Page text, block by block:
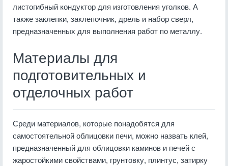
листогибный кондуктор для изготовления уголков. А
также заклепки, заклепочник, дрель и набор сверл,
предназначенных для выполнения работ по металлу.
Материалы для
подготовительных и
отделочных работ
Среди материалов, которые понадобятся для
самостоятельной облицовки печи, можно назвать клей,
предназначенный для облицовки каминов и печей с
жаростойкими свойствами, грунтовку, плинтус, затирку